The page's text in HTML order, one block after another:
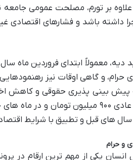
بر تورم، مصلحت عمومی جامعه
داشته باشد و فشارهای اقتصادی
دیه، معمولاً ابتدای فروردین ماه
حرام، و گاهی اوقات نیز
پیش بینی پذیری حقوقی و کاهش
های قبل و تطبیق با شرایط
یکی از مهم ترین ارقام در